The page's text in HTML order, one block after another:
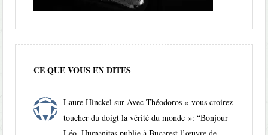
CE QUE VOUS EN DITES
Laure Hinckel surAvec Théodoros « vous croirez
toucher du doigt la vérité du monde »: “Bonjour